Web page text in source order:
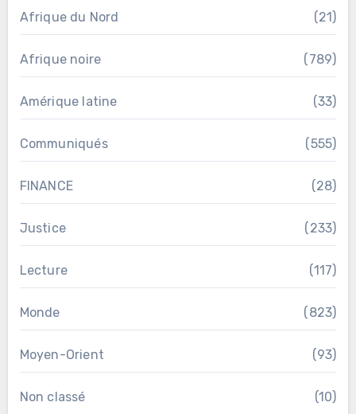
Afrique du Nord (21)
Afrique noire (789)
Amérique latine (33)
Communiqués (555)
FINANCE (28)
Justice (233)
Lecture (117)
Monde (823)
Moyen-Orient (93)
Non classé (10)